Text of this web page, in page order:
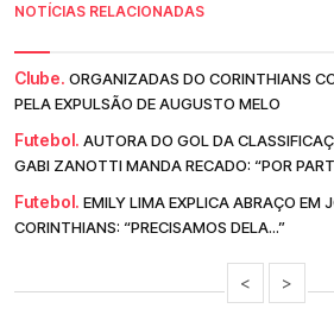
NOTÍCIAS RELACIONADAS
Clube. ORGANIZADAS DO CORINTHIANS
PELA EXPULSÃO DE AUGUSTO MELO
Futebol. AUTORA DO GOL DA
GABI ZANOTTI MANDA RECADO: “POR
Futebol. EMILY LIMA EXPLICA ABRAÇO EM
CORINTHIANS: “PRECISAMOS DELA...”
< >